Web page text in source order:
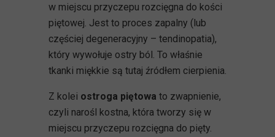
w miejscu przyczepu rozcięgna do kości
piętowej. Jest to proces zapalny (lub
częściej degeneracyjny – tendinopatia),
który wywołuje ostry ból. To właśnie
tkanki miękkie są tutaj źródłem cierpienia.
Z kolei ostroga piętowa to zwapnienie,
czyli narośl kostna, która tworzy się w
miejscu przyczepu rozcięgna do pięty.